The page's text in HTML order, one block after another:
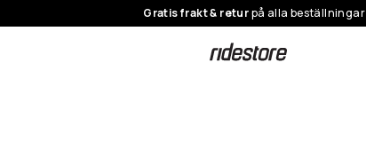
Gratis frakt & returpå alla